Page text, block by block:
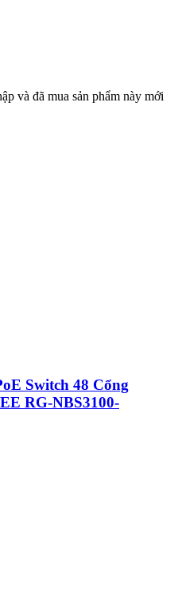
và đã mua sản phẩm này mới
Switch 48 Cổng
RG-NBS3100-